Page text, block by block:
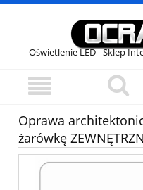
Oświetlenie LED - Sklep
Oprawa
żarówkę